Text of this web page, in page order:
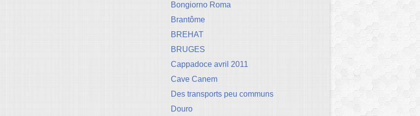
Bongiorno Roma
Brantôme
BREHAT
BRUGES
Cappadoce avril 2011
Cave Canem
Des transports peu communs
Douro